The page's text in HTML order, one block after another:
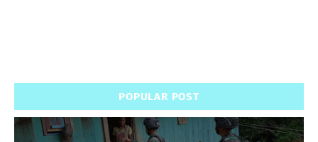
POPULAR POST